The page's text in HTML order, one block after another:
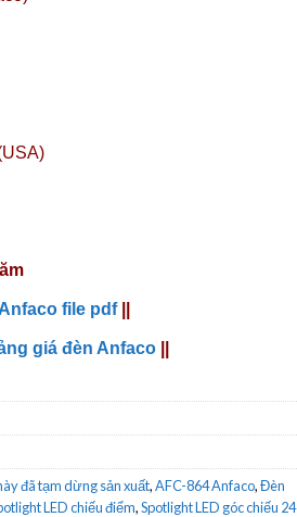
file pdf
giá đèn Anfaco
đã tạm dừng sản xuất,AFC-864 Anfaco,Đèn
LED chiếu điểm,Spotlight LED góc chiếu 24